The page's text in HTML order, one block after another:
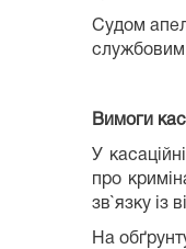
Судом
службовим
Вимоги
У
про
зв`язку із
На